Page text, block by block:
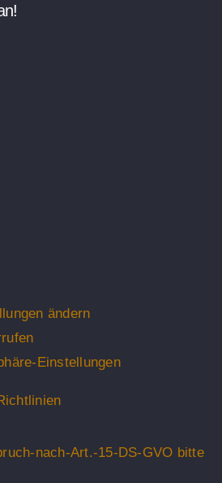
ändern
Einstellungen
nach-Art.-15-DS-GVO bitte